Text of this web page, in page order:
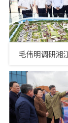
毛伟明调研湘